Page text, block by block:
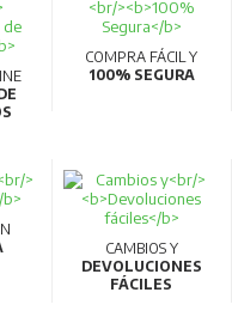
de la fuente,
de fase
asegurando su
COMPRA FÁCIL Y
100% SEGURA
CAMBIOS Y
DEVOLUCIONES
FÁCILES